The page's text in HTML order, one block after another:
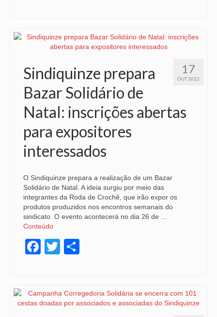
17
OUT 2022
Sindiquinze prepara
Bazar Solidário de
Natal: inscrições abertas
para expositores
interessados
O Sindiquinze prepara a realização de um Bazar
Solidário de Natal. A ideia surgiu por meio das
integrantes da Roda de Crochê, que irão expor os
produtos produzidos nos encontros semanais do
sindicato. O evento acontecerá no dia 26 de …
Conteúdo
Facebook
Twitter